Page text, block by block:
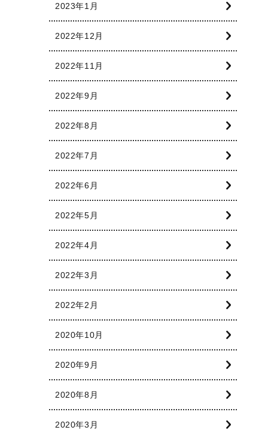
2023年1月
2022年12月
2022年11月
2022年9月
2022年8月
2022年7月
2022年6月
2022年5月
2022年4月
2022年3月
2022年2月
2020年10月
2020年9月
2020年8月
2020年3月